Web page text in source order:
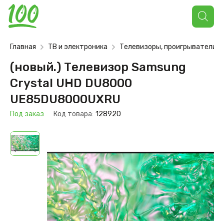
Поиск
товаров
Главная ТВ и электроника Телевизоры, проигрыватели
(новый.) Телевизор Samsung
Crystal UHD DU8000
UE85DU8000UXRU
Под заказ Код товара: 128920